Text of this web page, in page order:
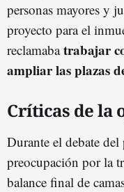
personas mayores y
proyecto para el
reclamabatrabajar
ampliar las plazas
Críticas de la
Durante el debate
preocupación por la
balance final de